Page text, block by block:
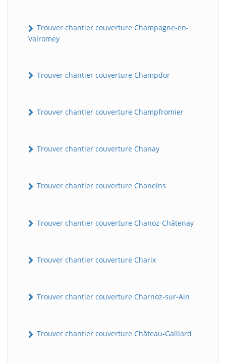
Trouver chantier couverture Champagne-en-
Valromey
Trouver chantier couverture Champdor
Trouver chantier couverture Champfromier
Trouver chantier couverture Chanay
Trouver chantier couverture Chaneins
Trouver chantier couverture Chanoz-Châtenay
Trouver chantier couverture Charix
Trouver chantier couverture Charnoz-sur-Ain
Trouver chantier couverture Château-Gaillard